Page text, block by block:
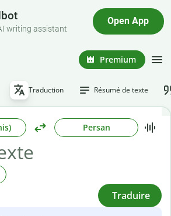
writing assistant
Open App
Premium
Traduction Résumé de texte
Persan
Traduire